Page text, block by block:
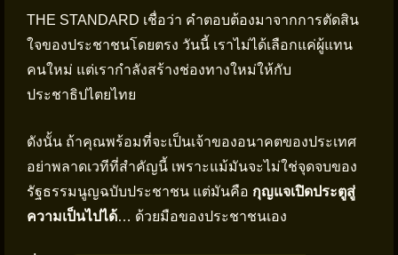
THE STANDARD เชื่อว่า คำตอบต้องมาจากการตัดสิน
ใจของประชาชนโดยตรง วันนี้ เราไม่ได้เลือกแค่ผู้แทน
คนใหม่ แต่เรากำลังสร้างช่องทางใหม่ให้กับ
ประชาธิปไตยไทย
ดังนั้น ถ้าคุณพร้อมที่จะเป็นเจ้าของอนาคตของประเทศ
อย่าพลาดเวทีที่สำคัญนี้ เพราะแม้มันจะไม่ใช่จุดจบของ
รัฐธรรมนูญฉบับประชาชน แต่มันคือ กุญแจเปิดประตูสู่
ความเป็นไปได้… ด้วยมือของประชาชนเอง